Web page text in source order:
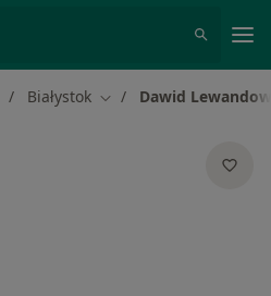
Białystok Zmień miasto
Dawid